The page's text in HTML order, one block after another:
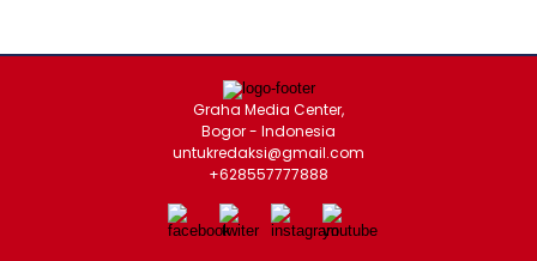
Graha Media Center,
Bogor - Indonesia
untukredaksi@gmail.com
+628557777888